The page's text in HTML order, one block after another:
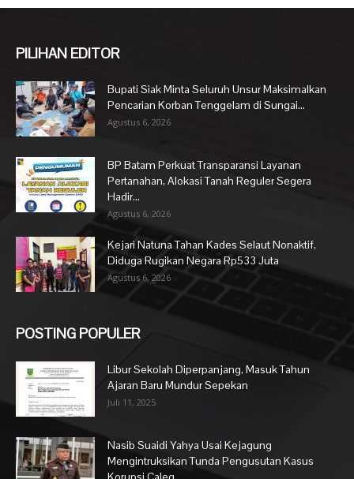
PILIHAN EDITOR
Bupati Siak Minta Seluruh Unsur Maksimalkan
Pencarian Korban Tenggelam di Sungai...
Agustus 6, 2026
BP Batam Perkuat Transparansi Layanan
Pertanahan, Alokasi Tanah Reguler Segera
Hadir...
Agustus 6, 2026
Kejari Natuna Tahan Kades Selaut Nonaktif,
Diduga Rugikan Negara Rp533 Juta
Agustus 6, 2026
POSTING POPULER
Libur Sekolah Diperpanjang, Masuk Tahun
Ajaran Baru Mundur Sepekan
Juli 11, 2025
Nasib Suaidi Yahya Usai Kejagung
Mengintruksikan Tunda Pengusutan Kasus